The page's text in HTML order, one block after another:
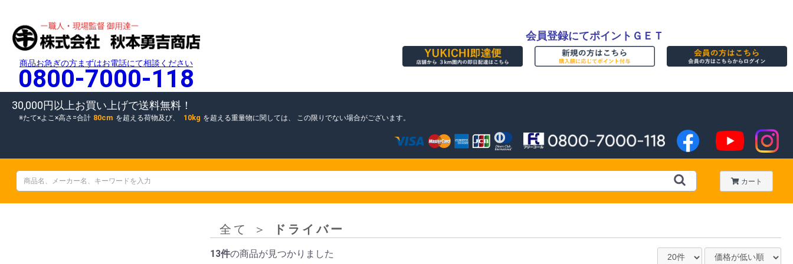
商品お急ぎの方まずはお電話にて相談ください
0800-7000-118
会員登録にてポイントＧＥＴ
30,000円以上お買い上げで送料無料！
たて×よこ×高さ=合計 80cm を超える荷物及び、 10kg を超える重量物に関しては、 この限りでない場合がございます。
カート
全て ＞ ドライバー
13件の商品が見つかりました